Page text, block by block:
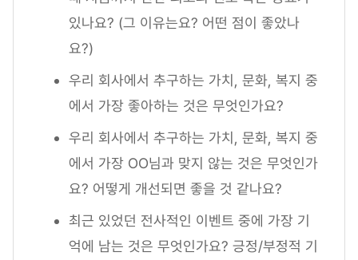
있나요? (그 이유는요? 어떤 점이 좋았나
요?)
우리 회사에서 추구하는 가치, 문화, 복지 중
에서 가장 좋아하는 것은 무엇인가요?
우리 회사에서 추구하는 가치, 문화, 복지 중
에서 가장 OO님과 맞지 않는 것은 무엇인가
요? 어떻게 개선되면 좋을 것 같나요?
최근 있었던 전사적인 이벤트 중에 가장 기
억에 남는 것은 무엇인가요? 긍정/부정적 기